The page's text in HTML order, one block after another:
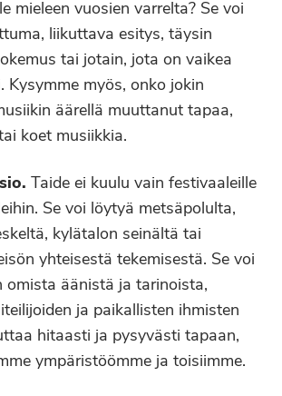
mieleen vuosien varrelta? Se voi
liikuttava esitys, täysin
tai jotain, jota on vaikea
Kysymme myös, onko jokin
äärellä muuttanut tapaa,
koet musiikkia.
Taide ei kuulu vain festivaaleille
Se voi löytyä metsäpolulta,
kylätalon seinältä tai
yhteisestä tekemisestä. Se voi
omista äänistä ja tarinoista,
ja paikallisten ihmisten
hitaasti ja pysyvästi tapaan,
ympäristöömme ja toisiimme.